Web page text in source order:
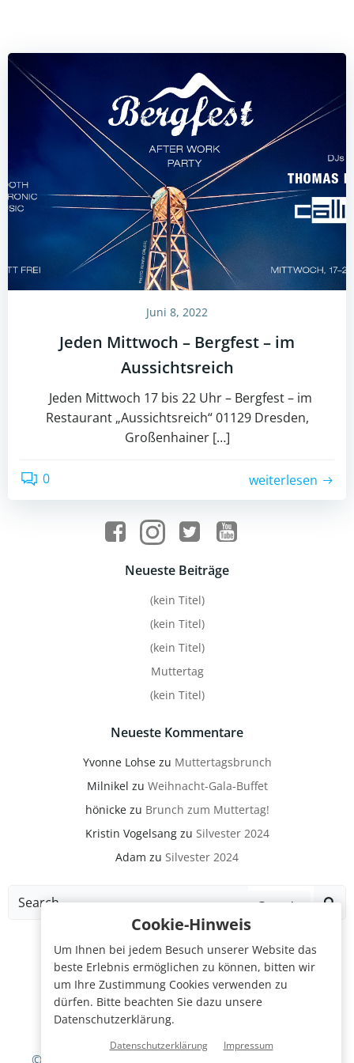
Juni 8, 2022
Jeden Mittwoch – Bergfest – im
Aussichtsreich
Jeden Mittwoch 17 bis 22 Uhr – Bergfest – im
Restaurant „Aussichtsreich“ 01129 Dresden,
Großenhainer […]
0 weiterlesen
Neueste Beiträge
(kein Titel)
(kein Titel)
(kein Titel)
Muttertag
(kein Titel)
Neueste Kommentare
Yvonne Lohsezu Muttertagsbrunch
Milnikel zu Weihnacht-Gala-Buffet
hönickezu Brunch zum Muttertag!
Kristin Vogelsangzu Silvester 2024
Adam zu Silvester 2024
Search
Cookie-Hinweis
Um Ihnen bei jedem Besuch unserer Website das
beste Erlebnis ermöglichen zu können, bitten wir
um Ihre Zustimmung Cookies verwenden zu
dürfen. Bitte beachten Sie dazu unsere
Datenschutzerklärung.
Datenschutzerklärung Impressum